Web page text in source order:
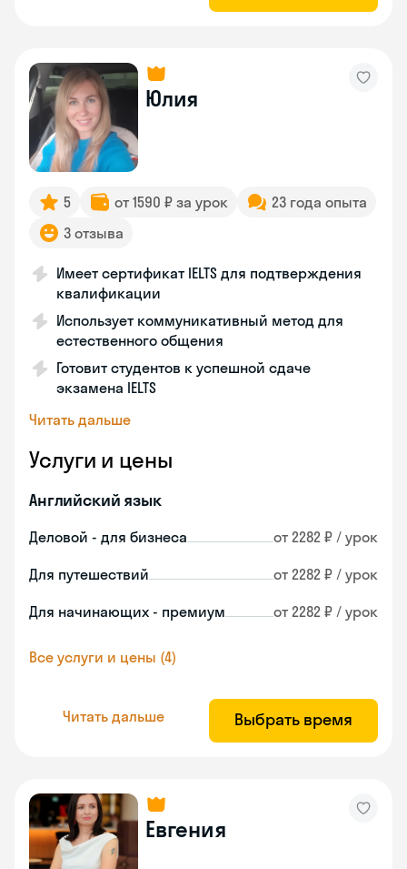
Юлия
5 от 1590 ₽ за урок
23 года опыта
3 отзыва
Имеет сертификат IELTS для подтверждения
квалификации
Использует коммуникативный метод для
естественного общения
Готовит студентов к успешной сдаче
экзамена IELTS
Читать дальше
Услуги и цены
Английский язык
Деловой - для бизнеса от 2282 ₽ / урок
Для путешествий от 2282 ₽ / урок
Для начинающих - премиум от 2282 ₽ / урок
Все услуги и цены (4)
Читать дальше Выбрать время
Евгения